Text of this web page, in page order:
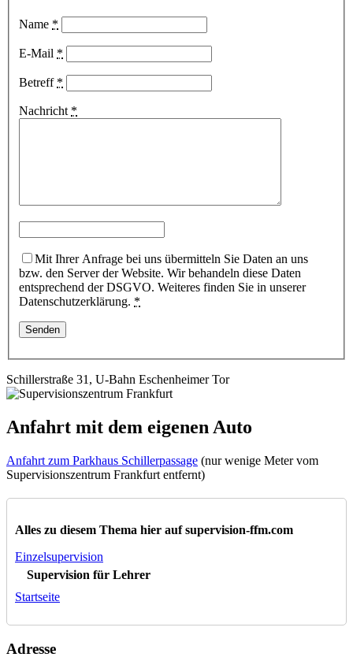
Name *
E-Mail *
Betreff *
Nachricht *
Mit Ihrer Anfrage bei uns übermitteln Sie Daten an uns
bzw. den Server der Website. Wir behandeln diese Daten
entsprechend der DSGVO. Weiteres finden Sie in unserer
Datenschutzerklärung. *
Schillerstraße 31, U-Bahn Eschenheimer Tor
Anfahrt mit dem eigenen Auto
Anfahrt zum Parkhaus Schillerpassage (nur wenige Meter vom
Supervisionszentrum Frankfurt entfernt)
Alles zu diesem Thema hier auf supervision-ffm.com
Einzelsupervision
Supervision für Lehrer
Startseite
Adresse